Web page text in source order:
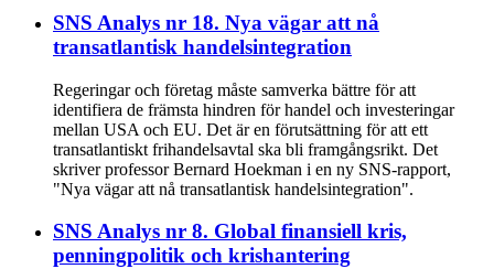
SNS Analys nr 18. Nya vägar att nå
transatlantisk handelsintegration
Regeringar och företag måste samverka bättre för att
identifiera de främsta hindren för handel och investeringar
mellan USA och EU. Det är en förutsättning för att ett
transatlantiskt frihandelsavtal ska bli framgångsrikt. Det
skriver professor Bernard Hoekman i en ny SNS-rapport,
"Nya vägar att nå transatlantisk handelsintegration".
SNS Analys nr 8. Global finansiell kris,
penningpolitik och krishantering